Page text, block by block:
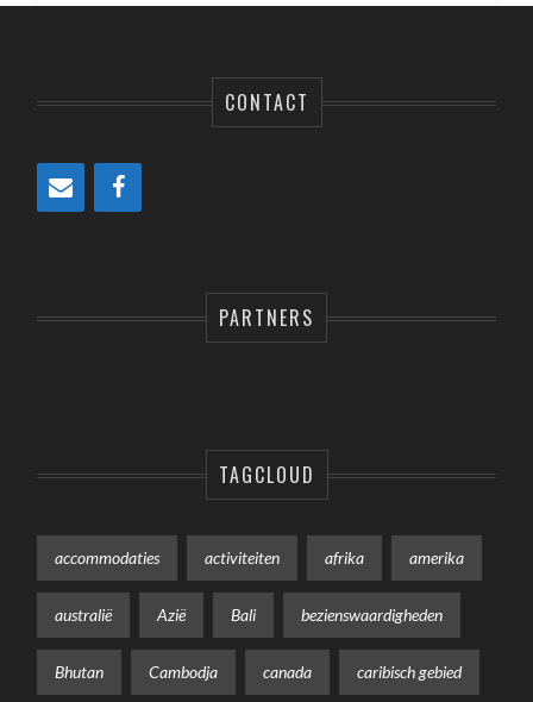
CONTACT
PARTNERS
TAGCLOUD
accommodaties activiteiten afrika amerika
australië Azië Bali bezienswaardigheden
Bhutan Cambodja canada caribisch gebied